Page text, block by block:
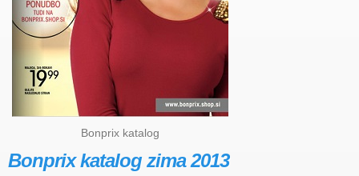
Bonprix katalog
Bonprix katalog zima 2013